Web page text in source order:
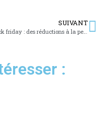
SUIVANT
Black friday : des réductions à la pelle à Sarreguemines
: